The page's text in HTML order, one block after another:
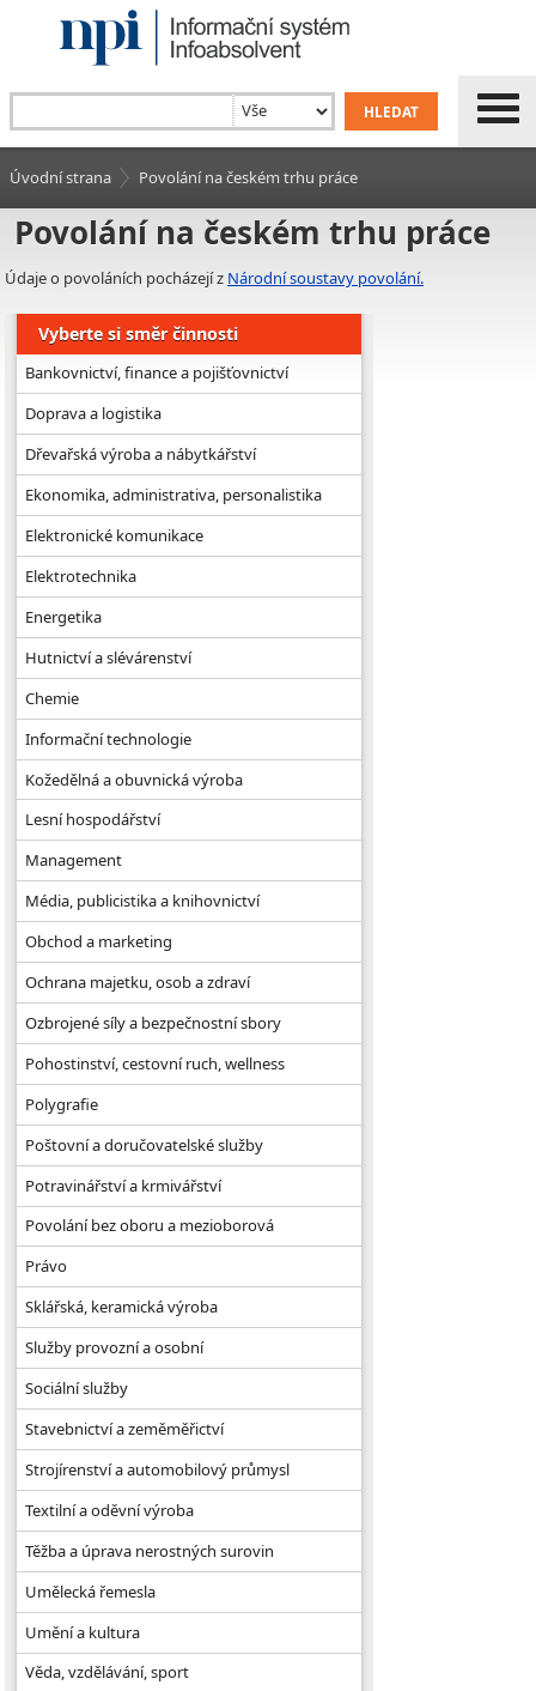
Úvodní strana Povolání na českém trhu práce
Povolání na českém trhu práce
Údaje o povoláních pocházejí z Národní soustavy povolání.
Vyberte si směr činnosti
Bankovnictví, finance a pojišťovnictví
Doprava a logistika
Dřevařská výroba a nábytkářství
Ekonomika, administrativa, personalistika
Elektronické komunikace
Elektrotechnika
Energetika
Hutnictví a slévárenství
Chemie
Informační technologie
Kožedělná a obuvnická výroba
Lesní hospodářství
Management
Média, publicistika a knihovnictví
Obchod a marketing
Ochrana majetku, osob a zdraví
Ozbrojené síly a bezpečnostní sbory
Pohostinství, cestovní ruch, wellness
Polygrafie
Poštovní a doručovatelské služby
Potravinářství a krmivářství
Povolání bez oboru a mezioborová
Právo
Sklářská, keramická výroba
Služby provozní a osobní
Sociální služby
Stavebnictví a zeměměřictví
Strojírenství a automobilový průmysl
Textilní a oděvní výroba
Těžba a úprava nerostných surovin
Umělecká řemesla
Umění a kultura
Věda, vzdělávání, sport